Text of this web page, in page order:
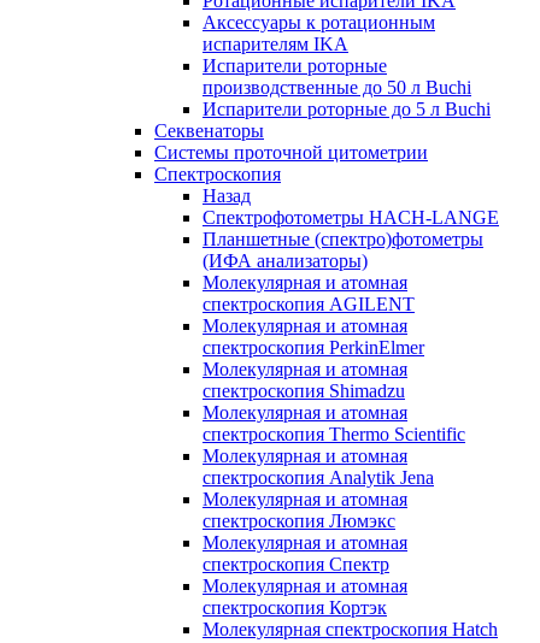
Аксессуары к ротационным
испарителям IKA
Испарители роторные
производственные до 50 л Buchi
Испарители роторные до 5 л Buchi
Секвенаторы
Системы проточной цитометрии
Спектроскопия
Назад
Спектрофотометры HACH-LANGE
Планшетные (спектро)фотометры
(ИФА анализаторы)
Молекулярная и атомная
спектроскопия AGILENT
Молекулярная и атомная
спектроскопия PerkinElmer
Молекулярная и атомная
спектроскопия Shimadzu
Молекулярная и атомная
спектроскопия Thermo Scientific
Молекулярная и атомная
спектроскопия Analytik Jena
Молекулярная и атомная
спектроскопия Люмэкс
Молекулярная и атомная
спектроскопия Спектр
Молекулярная и атомная
спектроскопия Кортэк
Молекулярная спектроскопия Hatch